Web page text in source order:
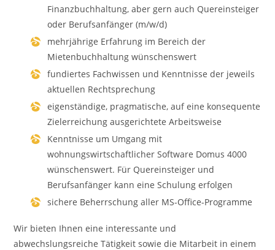
Finanzbuchhaltung, aber gern auch Quereinsteiger
oder Berufsanfänger (m/w/d)
mehrjährige Erfahrung im Bereich der
Mietenbuchhaltung wünschenswert
fundiertes Fachwissen und Kenntnisse der jeweils
aktuellen Rechtsprechung
eigenständige, pragmatische, auf eine konsequente
Zielerreichung ausgerichtete Arbeitsweise
Kenntnisse um Umgang mit
wohnungswirtschaftlicher Software Domus 4000
wünschenswert. Für Quereinsteiger und
Berufsanfänger kann eine Schulung erfolgen
sichere Beherrschung aller MS-Office-Programme
Wir bieten Ihnen eine interessante und
abwechslungsreiche Tätigkeit sowie die Mitarbeit in einem